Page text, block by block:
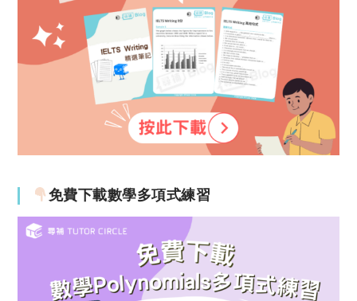
免費下載數學多項式練習